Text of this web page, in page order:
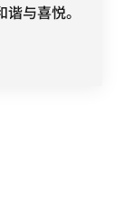
与喜悦。